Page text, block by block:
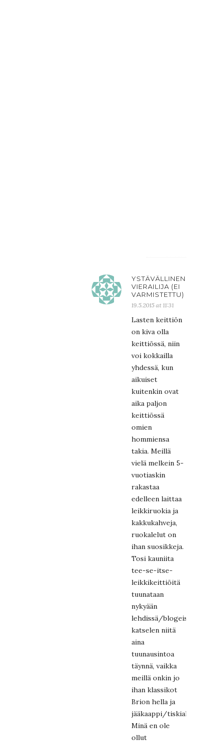
YSTÄVÄLLINEN
VIERAILIJA (EI
VARMISTETTU)
19.5.2015 at 11:31
Lasten keittiön
on kiva olla
keittiössä, niin
voi kokkailla
yhdessä, kun
aikuiset
kuitenkin ovat
aika paljon
keittiössä
omien
hommiensa
takia. Meillä
vielä melkein 5-
vuotiaskin
rakastaa
edelleen laittaa
leikkiruokia ja
kakkukahveja,
ruokalelut on
ihan suosikkeja.
Tosi kauniita
tee-se-itse-
leikkikeittiöitä
tuunataan
nykyään
lehdissä/blogeissa,
katselen niitä
aina
tuunausintoa
täynnä, vaikka
meillä onkin jo
ihan klassikot
Brion hella ja
jääkaappi/tiskiallassetti.
Minä en ole
ollut